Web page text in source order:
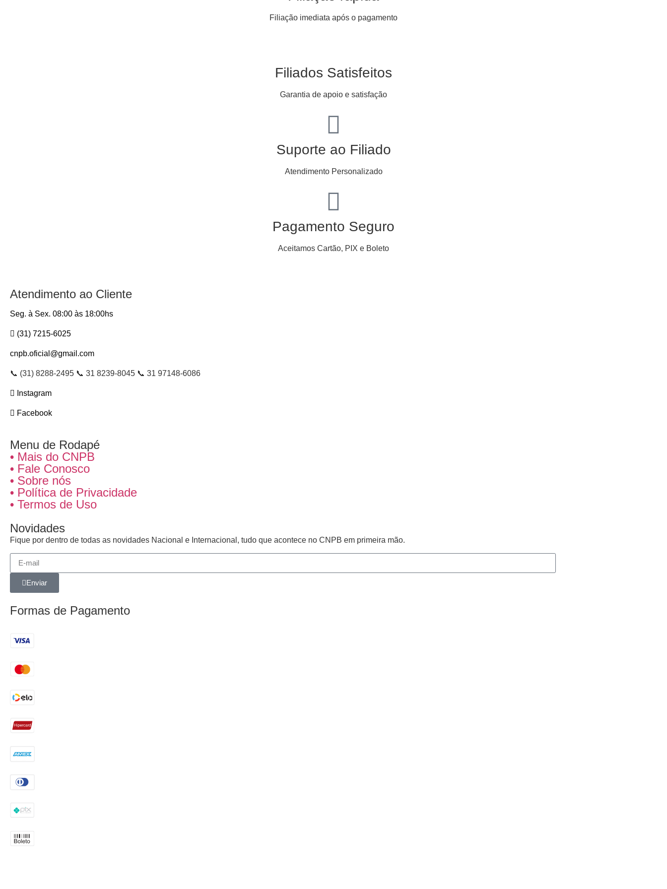
Filiação imediata após o pagamento
Filiados Satisfeitos
Garantia de apoio e satisfação
Suporte ao Filiado
Atendimento Personalizado
Pagamento Seguro
Aceitamos Cartão, PIX e Boleto
Atendimento ao Cliente
Seg. à Sex. 08:00 às 18:00hs
(31) 7215-6025
cnpb.oficial@gmail.com
📞 (31) 8288-2495 📞 31 8239-8045 📞 31 97148-6086
Instagram
Facebook
Menu de Rodapé
• Mais do CNPB
• Fale Conosco
• Sobre nós
• Política de Privacidade
• Termos de Uso
Novidades
Fique por dentro de todas as novidades Nacional e Internacional, tudo que acontece no CNPB em primeira mão.
Enviar
Formas de Pagamento